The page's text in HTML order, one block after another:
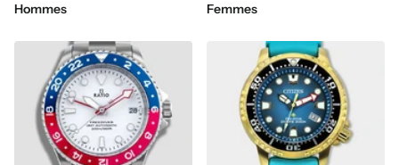
Hommes Femmes